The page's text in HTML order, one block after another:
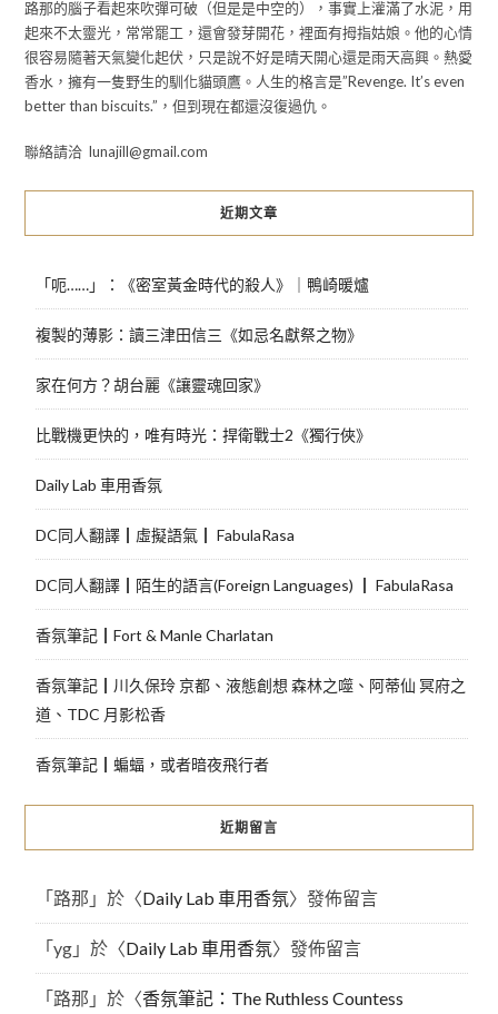
路那的腦子看起來吹彈可破（但是是中空的），事實上灌滿了水泥，用
起來不太靈光，常常罷工，還會發芽開花，裡面有拇指姑娘。他的心情
很容易隨著天氣變化起伏，只是說不好是晴天開心還是雨天高興。熱愛
香水，擁有一隻野生的馴化貓頭鷹。人生的格言是”Revenge. It’s even
better than biscuits.”，但到現在都還沒復過仇。
聯絡請洽 lunajill@gmail.com
近期文章
「呃……」：《密室黃金時代的殺人》｜鴨崎暖爐
複製的薄影：讀三津田信三《如忌名獻祭之物》
家在何方？胡台麗《讓靈魂回家》
比戰機更快的，唯有時光：捍衛戰士2《獨行俠》
Daily Lab 車用香氛
DC同人翻譯┃虛擬語氣┃ FabulaRasa
DC同人翻譯┃陌生的語言(Foreign Languages) ┃ FabulaRasa
香氛筆記┃Fort & Manle Charlatan
香氛筆記┃川久保玲 京都、液態創想 森林之噬、阿蒂仙 冥府之
道、TDC 月影松香
香氛筆記┃蝙蝠，或者暗夜飛行者
近期留言
「 路那 」於〈Daily Lab 車用香氛〉發佈留言
「 yg」於〈Daily Lab 車用香氛〉發佈留言
「 路那 」於〈香氛筆記：The Ruthless Countess